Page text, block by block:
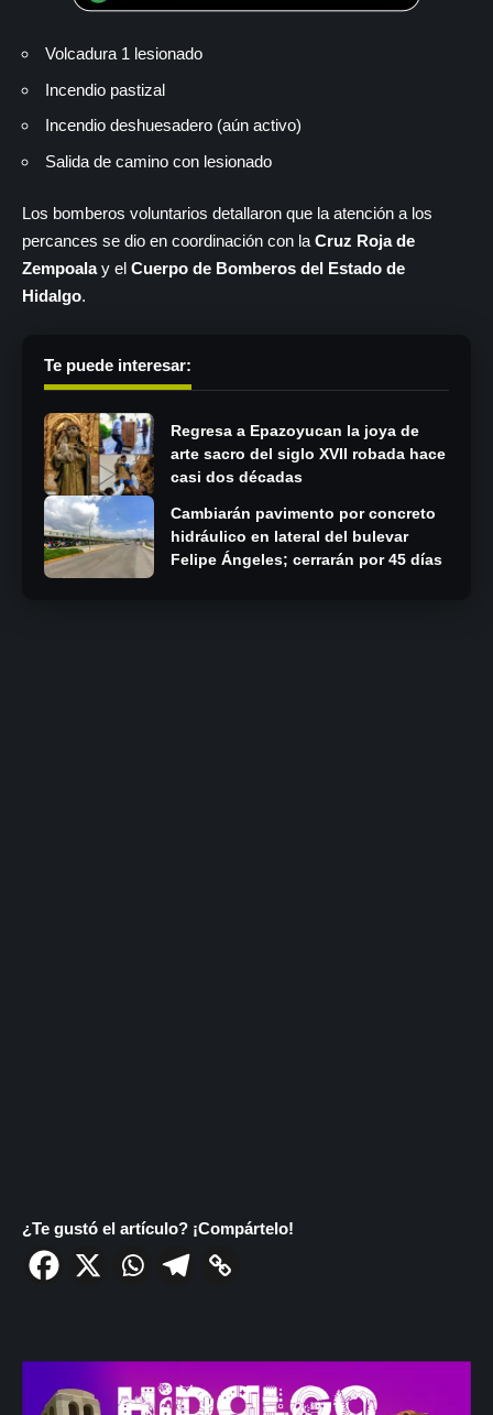
Volcadura 1 lesionado
Incendio pastizal
Incendio deshuesadero (aún activo)
Salida de camino con lesionado
Los bomberos voluntarios detallaron que la atención a los
percances se dio en coordinación con la Cruz Roja de
Zempoalay el Cuerpo de Bomberos del Estado de
Hidalgo.
Te puede interesar:
Regresa a Epazoyucan la joya de
arte sacro del siglo XVII robada hace
casi dos décadas
Cambiarán pavimento por concreto
hidráulico en lateral del bulevar
Felipe Ángeles; cerrarán por 45 días
¿Te gustó el artículo? ¡Compártelo!